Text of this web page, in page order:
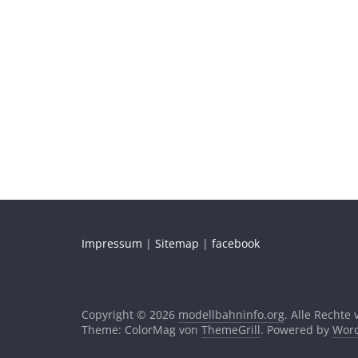
Impressum | Sitemap | facebook
Copyright © 2026 modellbahninfo.org. Alle Rechte
Theme: ColorMag von ThemeGrill. Powered by